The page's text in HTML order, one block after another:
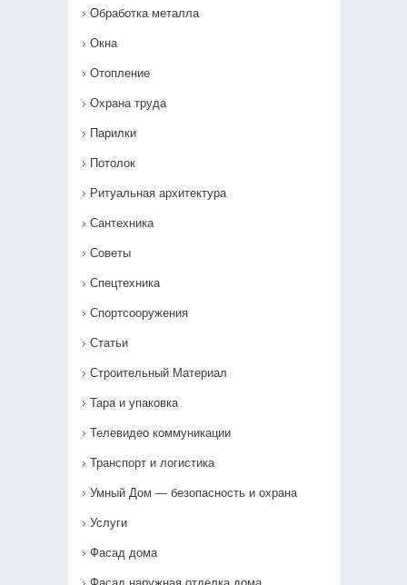
Обработка металла
Окна
Отопление
Охрана труда
Парилки
Потолок
Ритуальная архитектура
Сантехника
Советы
Спецтехника
Спортсооружения
Статьи
Строительный Материал
Тара и упаковка
Телевидео коммуникации
Транспорт и логистика
Умный Дом — безопасность и охрана
Услуги
Фасад дома